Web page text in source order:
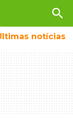
search
notícias